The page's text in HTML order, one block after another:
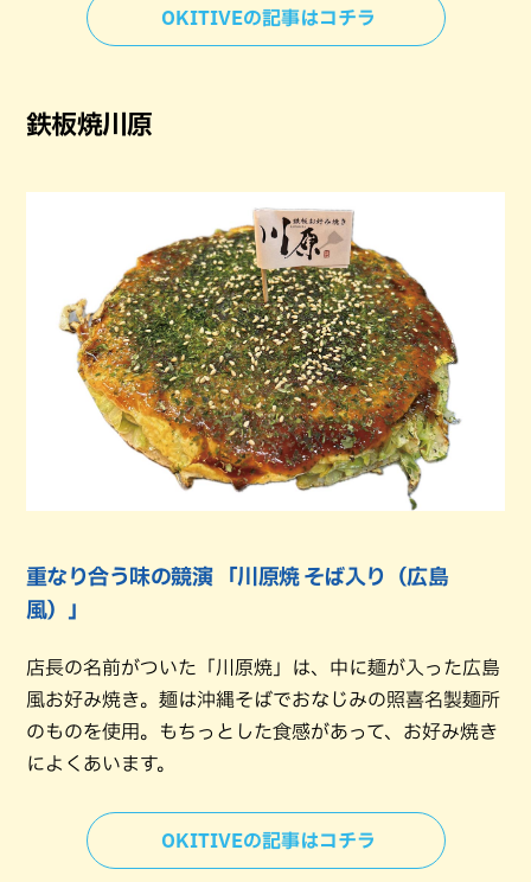
OKITIVEの記事はコチラ
鉄板焼川原
重なり合う味の競演 「川原焼 そば入り（広島
風）」
店長の名前がついた「川原焼」は、中に麺が入った広島
風お好み焼き。麺は沖縄そばでおなじみの照喜名製麺所
のものを使用。もちっとした食感があって、お好み焼き
によくあいます。
OKITIVEの記事はコチラ